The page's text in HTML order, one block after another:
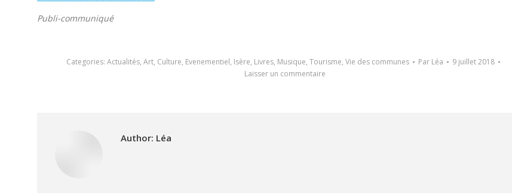
Publi-communiqué
Categories: Actualités, Art, Culture, Evenementiel, Isère, Livres, Musique, Tourisme, Vie des communes Par Léa
9 juillet 2018
Laisser un commentaire
Author: Léa